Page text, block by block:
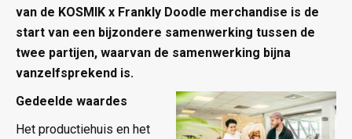
van de KOSMIK x Frankly Doodle merchandise is de
start van een bijzondere samenwerking tussen de
twee partijen, waarvan de samenwerking bijna
vanzelfsprekend is.
Gedeelde waardes
Het productiehuis en het